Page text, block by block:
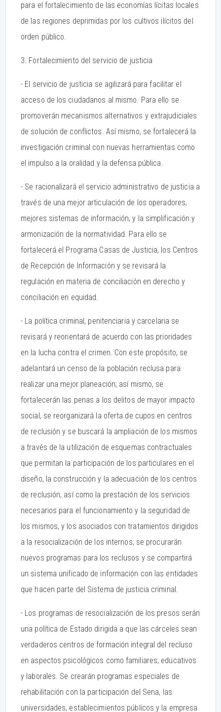
para el fortalecimiento de las economías lícitas locales
de las regiones deprimidas por los cultivos ilícitos del
orden público.
3. Fortalecimiento del servicio de justicia
- El servicio de justicia se agilizará para facilitar el
acceso de los ciudadanos al mismo. Para ello se
promoverán mecanismos alternativos y extrajudiciales
de solución de conflictos. Así mismo, se fortalecerá la
investigación criminal con nuevas herramientas como
el impulso a la oralidad y la defensa pública.
- Se racionalizará el servicio administrativo de justicia a
través de una mejor articulación de los operadores,
mejores sistemas de información, y la simplificación y
armonización de la normatividad. Para ello se
fortalecerá el Programa Casas de Justicia, los Centros
de Recepción de Información y se revisará la
regulación en materia de conciliación en derecho y
conciliación en equidad.
- La política criminal, penitenciaria y carcelaria se
revisará y reorientará de acuerdo con las prioridades
en la lucha contra el crimen. Con este propósito, se
adelantará un censo de la población reclusa para
realizar una mejor planeación; así mismo, se
fortalecerán las penas a los delitos de mayor impacto
social, se reorganizará la oferta de cupos en centros
de reclusión y se buscará la ampliación de los mismos
a través de la utilización de esquemas contractuales
que permitan la participación de los particulares en el
diseño, la construcción y la adecuación de los centros
de reclusión, así como la prestación de los servicios
necesarios para el funcionamiento y la seguridad de
los mismos, y los asociados con tratamientos dirigidos
a la resocialización de los internos; se procurarán
nuevos programas para los reclusos y se compartirá
un sistema unificado de información con las entidades
que hacen parte del Sistema de justicia criminal.
- Los programas de resocialización de los presos serán
una política de Estado dirigida a que las cárceles sean
verdaderos centros de formación integral del recluso
en aspectos psicológicos como familiares, educativos
y laborales. Se crearán programas especiales de
rehabilitación con la participación del Sena, las
universidades, establecimientos públicos y la empresa